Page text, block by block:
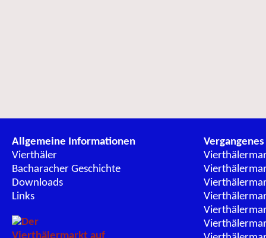
Allgemeine Informationen
Vierthäler
Bacharacher Geschichte
Downloads
Links
Vergangenes